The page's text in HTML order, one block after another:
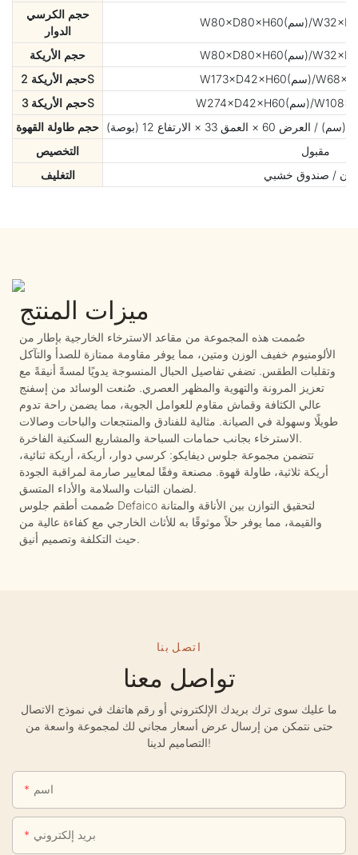
حجم الكرسي
الدوار
حجم الأريكة
حجم الأريكة 2S
حجم الأريكة 3S
حجم طاولة القهوة
التخصيص
مقبول
التغليف
/ صندوق خشبي
ميزات المنتج
صُممت هذه المجموعة من مقاعد الاسترخاء الخارجية بإطار من
الألومنيوم خفيف الوزن ومتين، مما يوفر مقاومة ممتازة للصدأ والتآكل
وتقلبات الطقس. تضفي تفاصيل الحبال المنسوجة يدويًا لمسةً أنيقةً مع
تعزيز المرونة والتهوية والمظهر العصري. صُنعت الوسائد من إسفنج
عالي الكثافة وقماش مقاوم للعوامل الجوية، مما يضمن راحة تدوم
طويلًا وسهولة في الصيانة. مثالية للفنادق والمنتجعات والباحات وصالات
الاسترخاء بجانب حمامات السباحة والمشاريع السكنية الفاخرة.
تتضمن مجموعة جلوس ديفايكو: كرسي دوار، أريكة، أريكة ثنائية،
أريكة ثلاثية، طاولة قهوة. مصنعة وفقًا لمعايير صارمة لمراقبة الجودة
لضمان الثبات والسلامة والأداء المتسق.
صُممت أطقم جلوس Defaico لتحقيق التوازن بين الأناقة والمتانة
والقيمة، مما يوفر حلاً موثوقًا به للأثاث الخارجي مع كفاءة عالية من
حيث التكلفة وتصميم أنيق.
اتصل بنا
تواصل معنا
ما عليك سوى ترك بريدك الإلكتروني أو رقم هاتفك في نموذج الاتصال
حتى نتمكن من إرسال عرض أسعار مجاني لك لمجموعة واسعة من
التصاميم لدينا!
اسم
بريد إلكتروني